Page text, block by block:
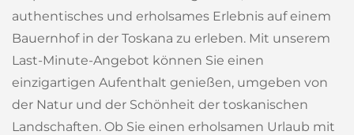
authentisches und erholsames Erlebnis auf einem
Bauernhof in der Toskana zu erleben. Mit unserem
Last-Minute-Angebot können Sie einen
einzigartigen Aufenthalt genießen, umgeben von
der Natur und der Schönheit der toskanischen
Landschaften. Ob Sie einen erholsamen Urlaub mit